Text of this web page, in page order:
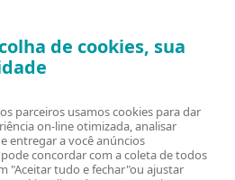
comunidade de
RSS Feed
de cookies, sua
parceiros usamos cookies para dar
on-line otimizada, analisar
entregar a você anúncios
concordar com a coleta de todos
"Aceitar tudo e fechar"ou ajustar